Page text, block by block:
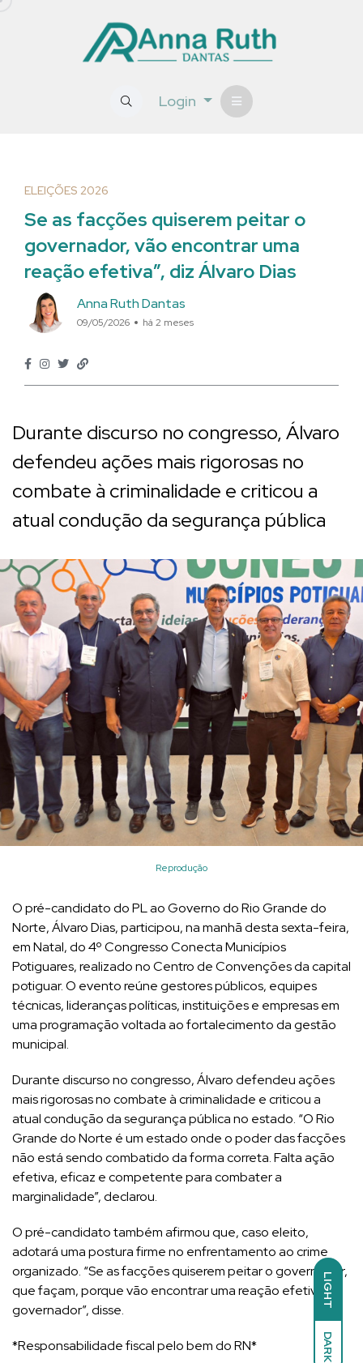
LIGHT
DARK
Login
ELEIÇÕES 2026
Se as facções quiserem peitar o
governador, vão encontrar uma
reação efetiva”, diz Álvaro Dias
Anna Ruth Dantas
09/05/2026 há 2 meses
Durante discurso no congresso, Álvaro
defendeu ações mais rigorosas no
combate à criminalidade e criticou a
atual condução da segurança pública
Reprodução
O pré-candidato do PL ao Governo do Rio Grande do
Norte, Álvaro Dias, participou, na manhã desta sexta-feira,
em Natal, do 4º Congresso Conecta Municípios
Potiguares, realizado no Centro de Convenções da capital
potiguar. O evento reúne gestores públicos, equipes
técnicas, lideranças políticas, instituições e empresas em
uma programação voltada ao fortalecimento da gestão
municipal.
Durante discurso no congresso, Álvaro defendeu ações
mais rigorosas no combate à criminalidade e criticou a
atual condução da segurança pública no estado. “O Rio
Grande do Norte é um estado onde o poder das facções
não está sendo combatido da forma correta. Falta ação
efetiva, eficaz e competente para combater a
marginalidade”, declarou.
O pré-candidato também afirmou que, caso eleito,
adotará uma postura firme no enfrentamento ao crime
organizado. “Se as facções quiserem peitar o governador,
que façam, porque vão encontrar uma reação efetiva do
governador”, disse.
*Responsabilidade fiscal pelo bem do RN*